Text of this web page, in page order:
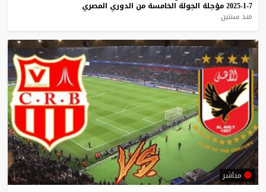
7-1-2025
مؤجلة الجولة الخامسة من الدوري المصري
منذ سنتين
مباشر